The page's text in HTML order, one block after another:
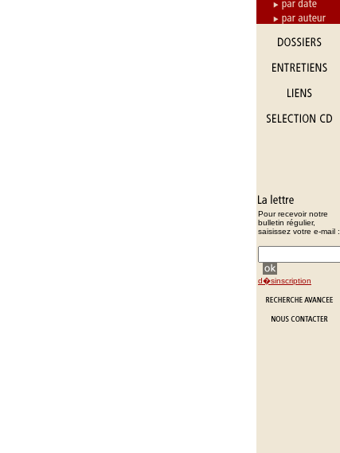
Pour recevoir notre
bulletin régulier,
saisissez votre e-mail :
d�sinscription